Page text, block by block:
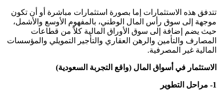
تتدفق هذه الاستثمارات إما بصورة استثمارات مباشرة أو أن تكون
موجهة إلى سوق رأس المال الوطني، بالمفهوم الأوسع والأشمل،
حيث يضم إضافة إلى سوق الأوراق المالية كلاً من قطاعات
المصارف والتأمين والرهن العقاري والتأجير التمويلي والمؤسسات
المالية غير المصرفية.
الاستثمار في أسواق المال (واقع التجربة السعودية)
1- مراحل التطوير